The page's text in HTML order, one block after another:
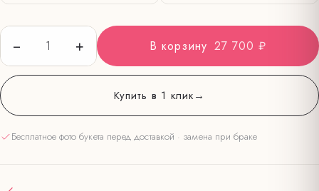
− 1 + В корзину 27 700 ₽
Купить в 1 клик→
Бесплатное фото букета перед доставкой · замена при браке